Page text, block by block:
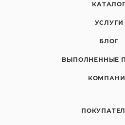
КАТАЛОГ
УСЛУГИ
БЛОГ
ВЫПОЛНЕННЫЕ